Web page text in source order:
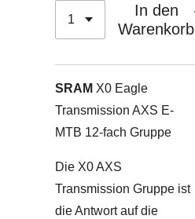
In den
Warenkorb
SRAM X0 Eagle
Transmission AXS E-
MTB 12-fach Gruppe
Die X0 AXS
Transmission Gruppe ist
die Antwort auf die